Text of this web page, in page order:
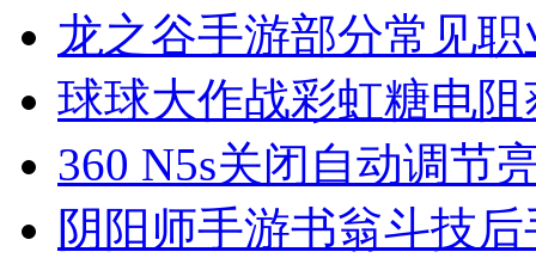
龙之谷手游部分常见
球球大作战彩虹糖电
360 N5s关闭自动调节
阴阳师手游书翁斗技